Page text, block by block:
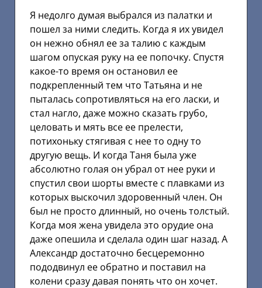
Я недолго думая выбрался из палатки и
пошел за ними следить. Когда я их увидел
он нежно обнял ее за талию с каждым
шагом опуская руку на ее попочку. Спустя
какое-то время он остановил ее
подкрепленный тем что Татьяна и не
пыталась сопротивляться на его ласки, и
стал нагло, даже можно сказать грубо,
целовать и мять все ее прелести,
потихоньку стягивая с нее то одну то
другую вещь. И когда Таня была уже
абсолютно голая он убрал от нее руки и
спустил свои шорты вместе с плавками из
которых выскочил здоровенный член. Он
был не просто длинный, но очень толстый.
Когда моя жена увидела это орудие она
даже опешила и сделала один шаг назад. А
Александр достаточно бесцеремонно
пододвинул ее обратно и поставил на
колени сразу давая понять что он хочет.